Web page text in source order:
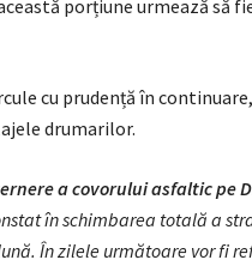
porțiune urmează să
cu prudență în
drumarilor.
a covorului asfaltic pe
în schimbarea totală a
În zilele următoare vor fi